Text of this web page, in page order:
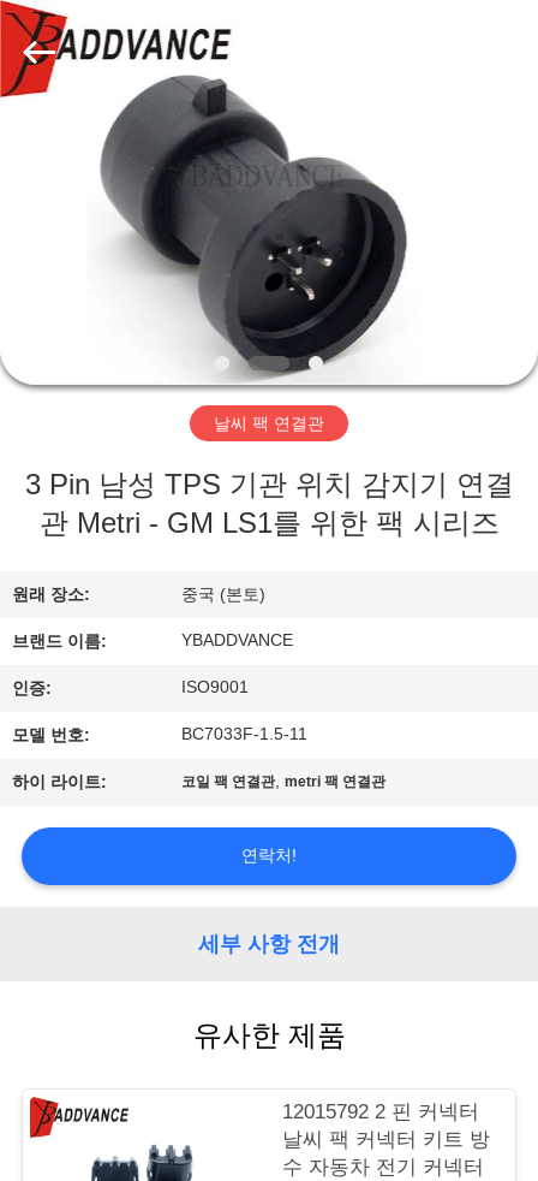
우
리
대
여
공
장
여
연
자.
Copyright
2019
2026
Xi'An
날씨 팩 연결관
3 Pin 남성 TPS 기관 위치 감지기 연결
관 Metri - GM LS1를 위한 팩 시리즈
원래 장소: 중국 (본토)
브랜드 이름: YBADDVANCE
인증: ISO9001
모델 번호: BC7033F-1.5-11
하이 라이트: 코일 팩 연결관,metri 팩 연결관
연락처!
세부 사항 전개
유사한 제품
12015792 2 핀 커넥터
날씨 팩 커넥터 키트 방
수 자동차 전기 커넥터